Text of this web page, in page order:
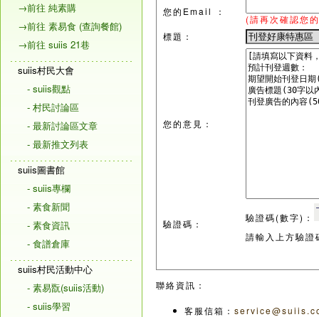
→前往 純素購
→前往 素易食 (查詢餐館)
→前往 suiis 21巷
suiis村民大會
- suiis觀點
- 村民討論區
- 最新討論區文章
- 最新推文列表
suiis圖書館
- suiis專欄
- 素食新聞
- 素食資訊
- 食譜倉庫
suiis村民活動中心
- 素易翫(suiis活動)
- suiis學習
您的Email ：
(請再次確認您
標題：
您的意見：
驗證碼：
驗證碼(數字)：
請輸入上方驗證
聯絡資訊：
客服信箱：